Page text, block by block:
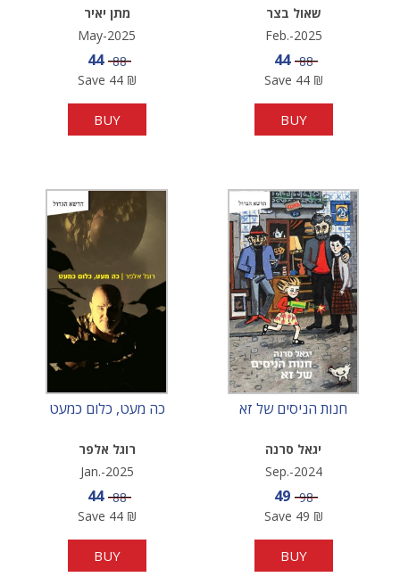
מתן יאיר
May-2025
Sale price
44 Price
88
Save 44₪
BUY
שאול בצר
Feb.-2025
Sale price
44 Price
88
Save 44₪
BUY
כה מעט, כלום כמעט
רוגל אלפר
Jan.-2025
Sale price
44 Price
88
Save 44₪
BUY
חנות הניסים של זא
יגאל סרנה
Sep.-2024
Sale price
49 Price
98
Save 49 ₪
BUY